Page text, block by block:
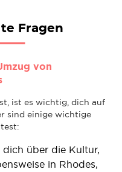
Fragen
von
ist es wichtig, dich auf
sind einige wichtige
dich über die Kultur,
in Rhodes,